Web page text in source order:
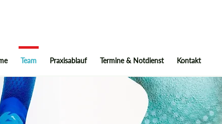
Team Praxisablauf Termine & Notdienst Kontakt